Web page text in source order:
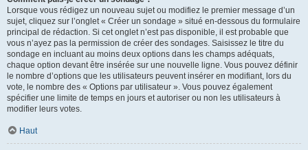
Lorsque vous rédigez un nouveau sujet ou modifiez le premier message d’un
sujet, cliquez sur l’onglet « Créer un sondage » situé en-dessous du formulaire
principal de rédaction. Si cet onglet n’est pas disponible, il est probable que
vous n’ayez pas la permission de créer des sondages. Saisissez le titre du
sondage en incluant au moins deux options dans les champs adéquats,
chaque option devant être insérée sur une nouvelle ligne. Vous pouvez définir
le nombre d’options que les utilisateurs peuvent insérer en modifiant, lors du
vote, le nombre des « Options par utilisateur ». Vous pouvez également
spécifier une limite de temps en jours et autoriser ou non les utilisateurs à
modifier leurs votes.
Haut